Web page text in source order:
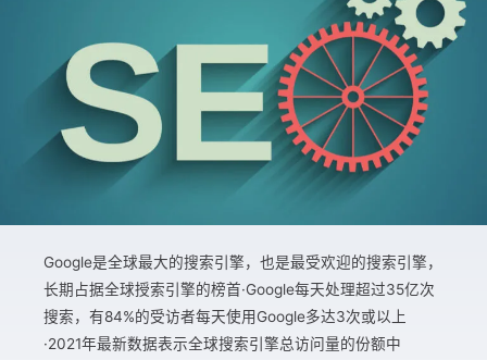
Google是全球最大的搜索引擎，也是最受欢迎的搜索引擎，
长期占据全球授索引擎的榜首·Google每天处理超过35亿次
搜索，有84%的受访者每天使用Google多达3次或以上
·2021年最新数据表示全球搜索引擎总访问量的份额中